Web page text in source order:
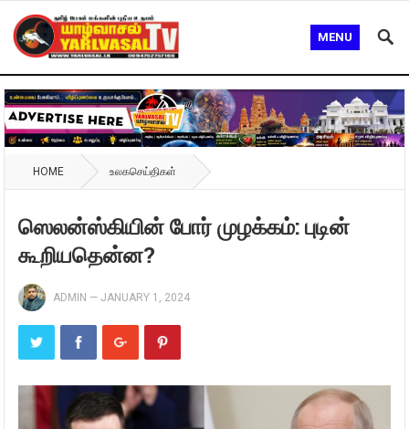
MENU
HOME உலகசெய்திகள்
ஸெலன்ஸ்கியின் போர் முழக்கம்: புடின்
கூறியதென்ன?
ADMIN —JANUARY 1, 2024